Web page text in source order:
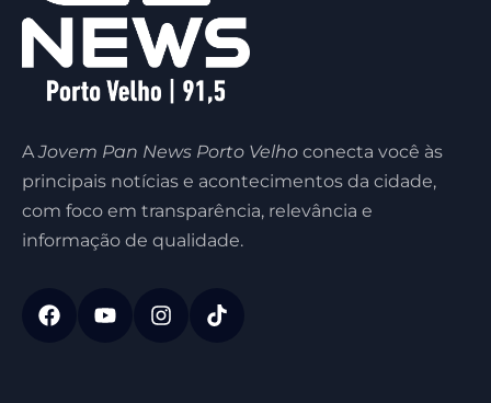
AJovem Pan News Porto Velho conecta você às
principais notícias e acontecimentos da cidade,
com foco em transparência, relevância e
informação de qualidade.